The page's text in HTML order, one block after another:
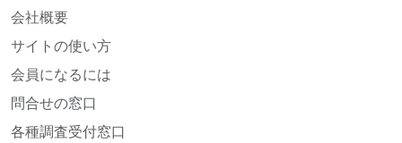
会社概要
サイトの使い方
会員になるには
問合せの窓口
各種調査受付窓口